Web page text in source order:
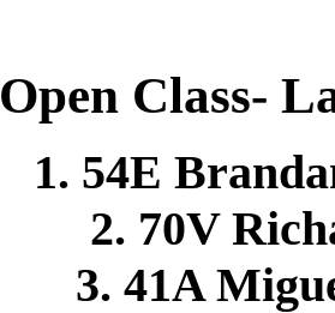
Open Class-
1. 54E
2. 70V
3. 41A